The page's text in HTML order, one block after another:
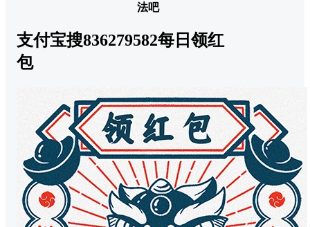
法吧
支付宝搜836279582每日领红
包